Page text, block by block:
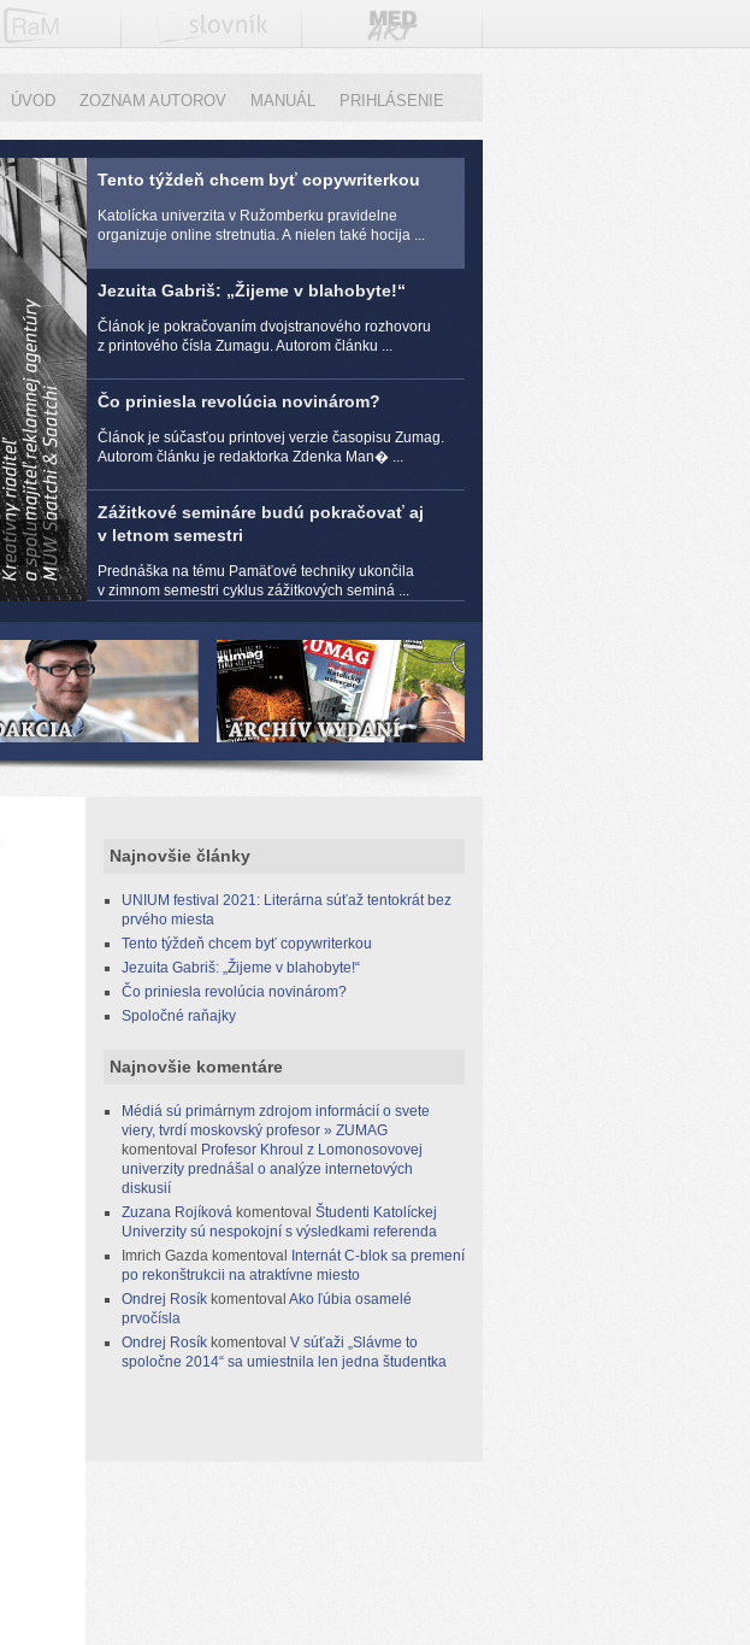
ÚVOD ZOZNAM AUTOROV MANUÁL PRIHLÁSENIE
Tento týždeň chcem byť copywriterkou
Katolícka univerzita v Ružomberku pravidelne
organizuje online stretnutia. A nielen také hocija ...
Jezuita Gabriš: „Žijeme v blahobyte!“
Článok je pokračovaním dvojstranového rozhovoru
z printového čísla Zumagu. Autorom článku ...
Čo priniesla revolúcia novinárom?
Článok je súčasťou printovej verzie časopisu Zumag.
Autorom článku je redaktorka Zdenka Man� ...
Zážitkové semináre budú pokračovať aj
v letnom semestri
Prednáška na tému Pamäťové techniky ukončila
v zimnom semestri cyklus zážitkových seminá ...
Najnovšie články
UNIUM festival 2021: Literárna súťaž tentokrát bez
prvého miesta
Tento týždeň chcem byť copywriterkou
Jezuita Gabriš: „Žijeme v blahobyte!“
Čo priniesla revolúcia novinárom?
Spoločné raňajky
Najnovšie komentáre
Médiá sú primárnym zdrojom informácií o svete
viery, tvrdí moskovský profesor » ZUMAG
komentoval Profesor Khroul z Lomonosovovej
univerzity prednášal o analýze internetových
diskusií
Zuzana Rojíková komentoval Študenti Katolíckej
Univerzity sú nespokojní s výsledkami referenda
Imrich Gazda komentoval
Internát C-blok sa premení
po rekonštrukcii na atraktívne miesto
Ondrej Rosík komentoval Ako ľúbia osamelé
prvočísla
Ondrej Rosík komentoval V súťaži „Slávme to
spoločne 2014“ sa umiestnila len jedna študentka